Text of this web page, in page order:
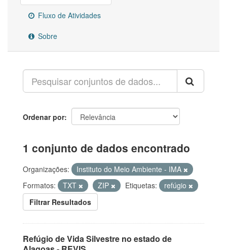
Fluxo de Atividades
Sobre
Ordenar por
1 conjunto de dados encontrado
Organizações:
Instituto do Meio Ambiente - IMA
Formatos:
TXT ZIP Etiquetas:
refúgio
Filtrar Resultados
Refúgio de Vida Silvestre no estado de